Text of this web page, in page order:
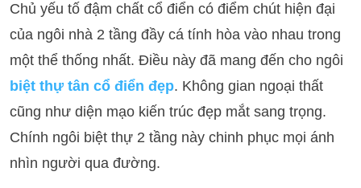
Chủ yếu tố đậm chất cổ điển có điểm chút hiện đại
của ngôi nhà 2 tầng đầy cá tính hòa vào nhau trong
một thể thống nhất. Điều này đã mang đến cho ngôi
biệt thự tân cổ điển đẹp. Không gian ngoại thất
cũng như diện mạo kiến trúc đẹp mắt sang trọng.
Chính ngôi biệt thự 2 tầng này chinh phục mọi ánh
nhìn người qua đường.